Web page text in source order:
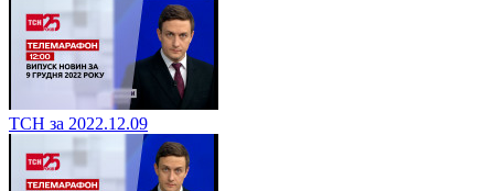
ТСН за 2022.12.09